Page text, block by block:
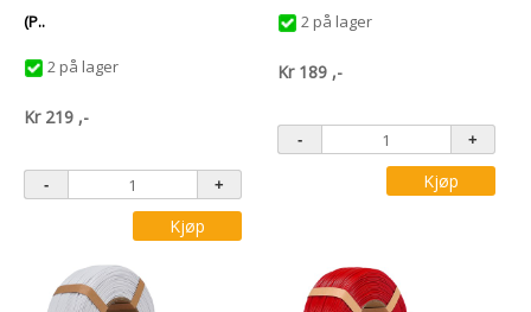
(P..
2 på lager
Kr 219 ,-
Kjøp
2 på lager
Kr 189 ,-
Kjøp